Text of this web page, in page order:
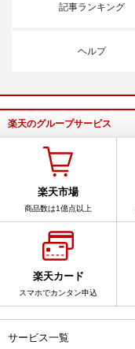
記事ランキング
ヘルプ
楽天のグループサービス
楽天市場
商品数は1億点以上
楽天カード
スマホでカンタン申込
サービス一覧